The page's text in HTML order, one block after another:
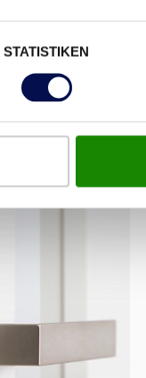
STATISTIKEN